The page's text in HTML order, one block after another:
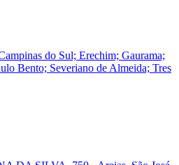
do Sul; Erechim; Gaurama;
Bento; Severiano de Almeida; Tres